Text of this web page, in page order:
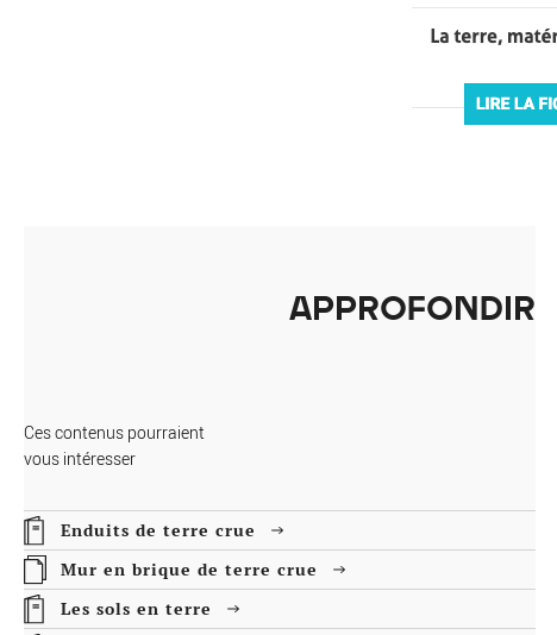
APPROFONDIR
Ces contenus pourraient
vous intéresser
Enduits de terre crue
Mur en brique de terre crue
Les sols en terre
parmi les 357 candidats du TERRA Award, premier Prix mondial des
crue.